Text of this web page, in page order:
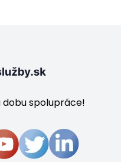
dobu spolupráce!